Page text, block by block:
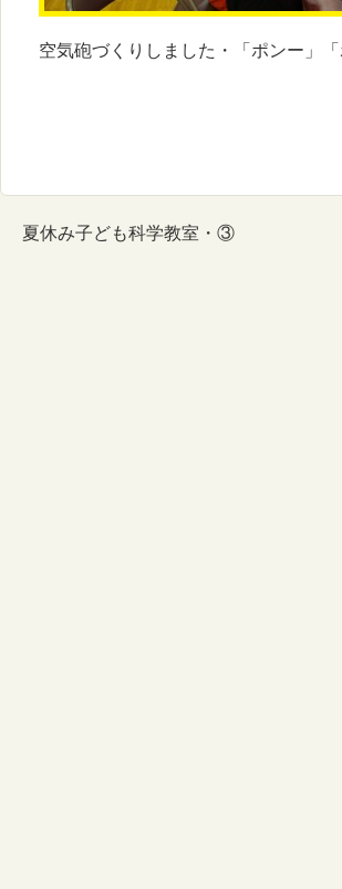
空気砲づくりしました・「ポンー」
夏休み子ども科学教室・③